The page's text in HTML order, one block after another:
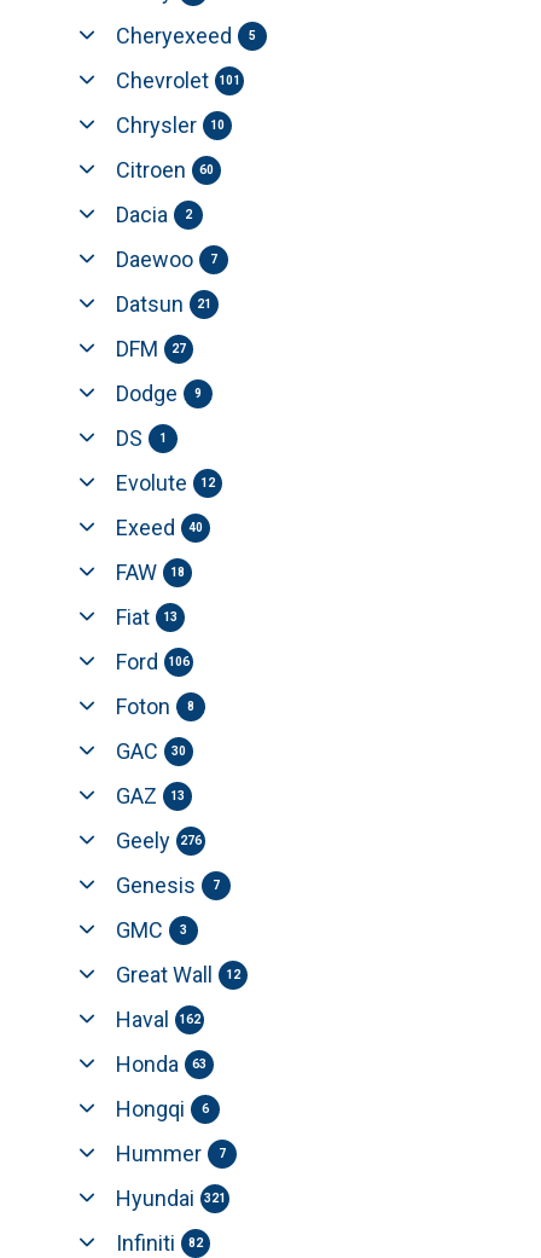
Cheryexeed
5
Chevrolet 101
Chrysler 10
Citroen 60
Dacia 2
Daewoo 7
Datsun 21
DFM 27
Dodge 9
DS 1
Evolute 12
Exeed 40
FAW 18
Fiat 13
Ford 106
Foton 8
GAC 30
GAZ 13
Geely 276
Genesis 7
GMC 3
Great Wall 12
Haval 162
Honda 63
Hongqi 6
Hummer 7
Hyundai 321
Infiniti 82